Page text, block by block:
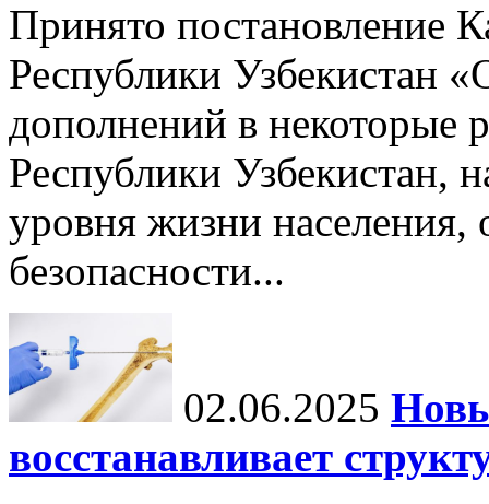
Принято постановление
Республики Узбекистан
дополнений в некоторые
Республики Узбекистан,
уровня жизни населения,
безопасности...
02.06.2025
восстанавливает